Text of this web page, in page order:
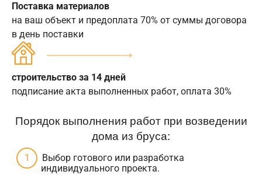
Поставка материалов
на ваш объект и предоплата 70% от суммы договора
в день поставки
строительство за 14 дней
подписание акта выполненных работ, оплата 30%
Порядок выполнения работ при возведении
дома из бруса:
Выбор готового или разработка
индивидуального проекта.